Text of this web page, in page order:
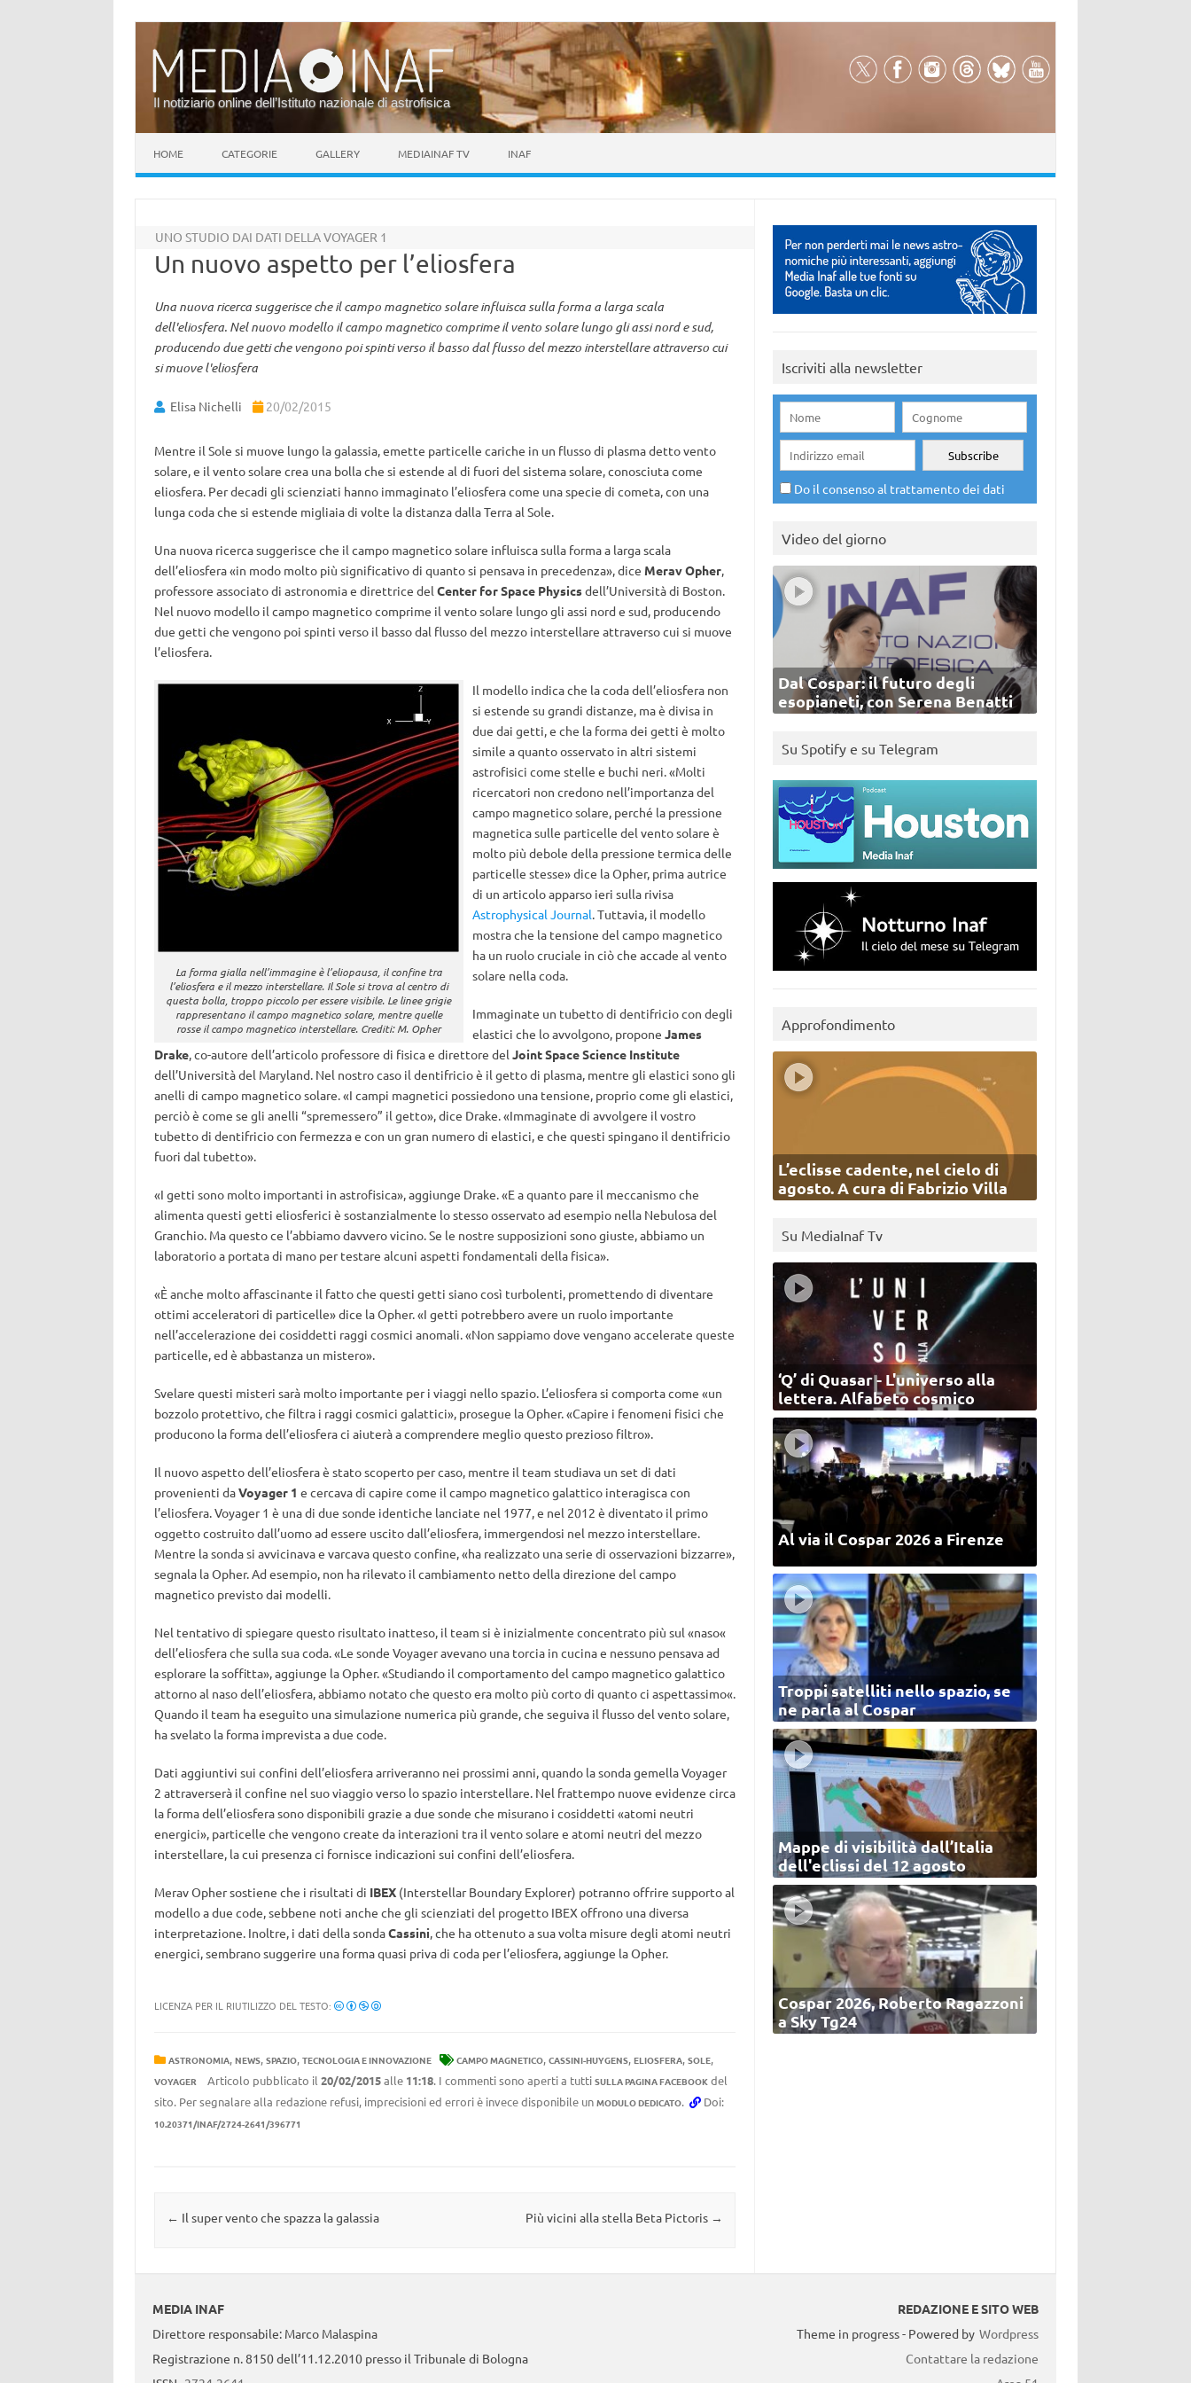
Il notiziario online dell’Istituto nazionale di astrofisica
HOME CATEGORIE GALLERY MEDIAINAF TV INAF
UNO STUDIO DAI DATI DELLA VOYAGER 1
Un nuovo aspetto per l’eliosfera
Una nuova ricerca suggerisce che il campo magnetico solare influisca sulla forma a larga scala
dell'eliosfera. Nel nuovo modello il campo magnetico comprime il vento solare lungo gli assi nord e sud,
producendo due getti che vengono poi spinti verso il basso dal flusso del mezzo interstellare attraverso cui
si muove l'eliosfera
Elisa Nichelli 20/02/2015
Mentre il Sole si muove lungo la galassia, emette particelle cariche in un flusso di plasma detto vento
solare, e il vento solare crea una bolla che si estende al di fuori del sistema solare, conosciuta come
eliosfera. Per decadi gli scienziati hanno immaginato l’eliosfera come una specie di cometa, con una
lunga coda che si estende migliaia di volte la distanza dalla Terra al Sole.
Una nuova ricerca suggerisce che il campo magnetico solare influisca sulla forma a larga scala
dell’eliosfera «in modo molto più significativo di quanto si pensava in precedenza», dice Merav Opher,
professore associato di astronomia e direttrice del Center for Space Physicsdell’Università di Boston.
Nel nuovo modello il campo magnetico comprime il vento solare lungo gli assi nord e sud, producendo
due getti che vengono poi spinti verso il basso dal flusso del mezzo interstellare attraverso cui si muove
l’eliosfera.
La forma gialla nell’immagine è l’eliopausa, il confine tra
l’eliosfera e il mezzo interstellare. Il Sole si trova al centro di
questa bolla, troppo piccolo per essere visibile. Le linee grigie
rappresentano il campo magnetico solare, mentre quelle
rosse il campo magnetico interstellare. Crediti: M. Opher
Il modello indica che la coda dell’eliosfera non
si estende su grandi distanze, ma è divisa in
due dai getti, e che la forma dei getti è molto
simile a quanto osservato in altri sistemi
astrofisici come stelle e buchi neri. «Molti
ricercatori non credono nell’importanza del
campo magnetico solare, perché la pressione
magnetica sulle particelle del vento solare è
molto più debole della pressione termica delle
particelle stesse» dice la Opher, prima autrice
di un articolo apparso ieri sulla rivisa
Astrophysical Journal. Tuttavia, il modello
mostra che la tensione del campo magnetico
ha un ruolo cruciale in ciò che accade al vento
solare nella coda.
Immaginate un tubetto di dentifricio con degli
elastici che lo avvolgono, propone James
Drake, co-autore dell’articolo professore di fisica e direttore del Joint Space Science Institute
dell’Università del Maryland. Nel nostro caso il dentifricio è il getto di plasma, mentre gli elastici sono gli
anelli di campo magnetico solare. «I campi magnetici possiedono una tensione, proprio come gli elastici,
perciò è come se gli anelli “spremessero” il getto», dice Drake. «Immaginate di avvolgere il vostro
tubetto di dentifricio con fermezza e con un gran numero di elastici, e che questi spingano il dentifricio
fuori dal tubetto».
«I getti sono molto importanti in astrofisica», aggiunge Drake. «E a quanto pare il meccanismo che
alimenta questi getti eliosferici è sostanzialmente lo stesso osservato ad esempio nella Nebulosa del
Granchio. Ma questo ce l’abbiamo davvero vicino. Se le nostre supposizioni sono giuste, abbiamo un
laboratorio a portata di mano per testare alcuni aspetti fondamentali della fisica».
«È anche molto affascinante il fatto che questi getti siano così turbolenti, promettendo di diventare
ottimi acceleratori di particelle» dice la Opher. «I getti potrebbero avere un ruolo importante
nell’accelerazione dei cosiddetti raggi cosmici anomali. «Non sappiamo dove vengano accelerate queste
particelle, ed è abbastanza un mistero».
Svelare questi misteri sarà molto importante per i viaggi nello spazio. L’eliosfera si comporta come «un
bozzolo protettivo, che filtra i raggi cosmici galattici», prosegue la Opher. «Capire i fenomeni fisici che
producono la forma dell’eliosfera ci aiuterà a comprendere meglio questo prezioso filtro».
Il nuovo aspetto dell’eliosfera è stato scoperto per caso, mentre il team studiava un set di dati
provenienti daVoyager 1 e cercava di capire come il campo magnetico galattico interagisca con
l’eliosfera. Voyager 1 è una di due sonde identiche lanciate nel 1977, e nel 2012 è diventato il primo
oggetto costruito dall’uomo ad essere uscito dall’eliosfera, immergendosi nel mezzo interstellare.
Mentre la sonda si avvicinava e varcava questo confine, «ha realizzato una serie di osservazioni bizzarre»,
segnala la Opher. Ad esempio, non ha rilevato il cambiamento netto della direzione del campo
magnetico previsto dai modelli.
Nel tentativo di spiegare questo risultato inatteso, il team si è inizialmente concentrato più sul «naso«
dell’eliosfera che sulla sua coda. «Le sonde Voyager avevano una torcia in cucina e nessuno pensava ad
esplorare la soffitta», aggiunge la Opher. «Studiando il comportamento del campo magnetico galattico
attorno al naso dell’eliosfera, abbiamo notato che questo era molto più corto di quanto ci aspettassimo«.
Quando il team ha eseguito una simulazione numerica più grande, che seguiva il flusso del vento solare,
ha svelato la forma imprevista a due code.
Dati aggiuntivi sui confini dell’eliosfera arriveranno nei prossimi anni, quando la sonda gemella Voyager
2 attraverserà il confine nel suo viaggio verso lo spazio interstellare. Nel frattempo nuove evidenze circa
la forma dell’eliosfera sono disponibili grazie a due sonde che misurano i cosiddetti «atomi neutri
energici», particelle che vengono create da interazioni tra il vento solare e atomi neutri del mezzo
interstellare, la cui presenza ci fornisce indicazioni sui confini dell’eliosfera.
Merav Opher sostiene che i risultati di IBEX(Interstellar Boundary Explorer) potranno offrire supporto al
modello a due code, sebbene noti anche che gli scienziati del progetto IBEX offrono una diversa
interpretazione. Inoltre, i dati della sondaCassini, che ha ottenuto a sua volta misure degli atomi neutri
energici, sembrano suggerire una forma quasi priva di coda per l’eliosfera, aggiunge la Opher.
LICENZA PER IL RIUTILIZZO DEL TESTO:
ASTRONOMIA, NEWS, SPAZIO, TECNOLOGIA E INNOVAZIONE CAMPO MAGNETICO, CASSINI-HUYGENS, ELIOSFERA, SOLE,
VOYAGER Articolo pubblicato il 20/02/2015alle 11:18. I commenti sono aperti a tutti SULLA PAGINA FACEBOOKdel
sito. Per segnalare alla redazione refusi, imprecisioni ed errori è invece disponibile un MODULO DEDICATO. Doi:
10.20371/INAF/2724-2641/396771
Navigazione articolo
← Il super vento che spazza la galassia Più vicini alla stella Beta Pictoris →
Iscriviti alla newsletter
Do il consenso al trattamento dei dati
Video del giorno
Dal Cospar: il futuro degli
esopianeti, con Serena Benatti
Su Spotify e su Telegram
Approfondimento
L’eclisse cadente, nel cielo di
agosto. A cura di Fabrizio Villa
Su MediaInaf Tv
‘Q’ di Quasar - L'universo alla
lettera. Alfabeto cosmico
Al via il Cospar 2026 a Firenze
Troppi satelliti nello spazio, se
ne parla al Cospar
Mappe di visibilità dall’Italia
dell'eclissi del 12 agosto
Cospar 2026, Roberto Ragazzoni
a Sky Tg24
MEDIA INAF
Direttore responsabile: Marco Malaspina
Registrazione n. 8150 dell’11.12.2010 presso il Tribunale di Bologna
REDAZIONE E SITO WEB
Theme in progress - Powered by Wordpress
Contattare la redazione